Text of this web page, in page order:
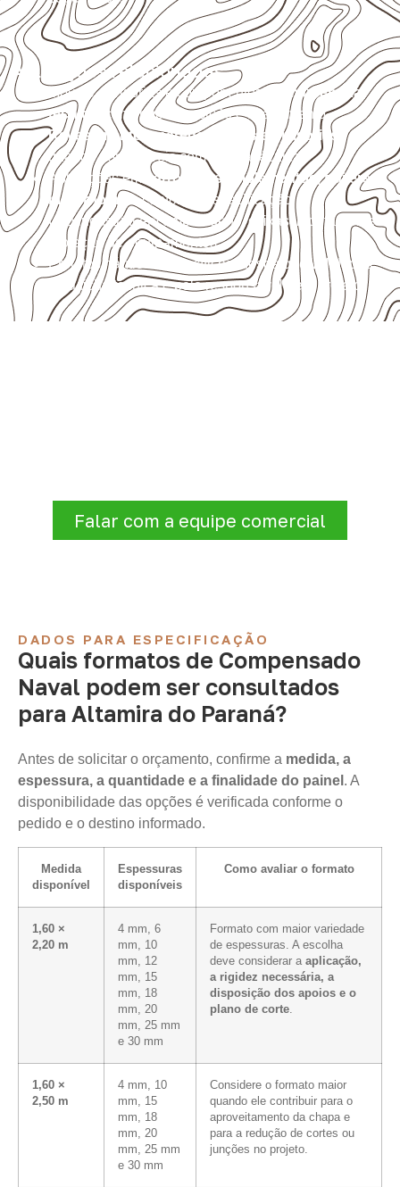
Aplicações relacionadas
Móveis, divisórias e componentes de
marcenaria
técnica
, conforme exposição e acabamento.
Revestimentos, paredes, pisos e divisórias
quando compatíveis com a ficha técnica.
Aplicações em
carrocerias, implementos, trailers e
motorhomes, conforme especificação.
Uso industrial em embalagens, caixas, montagem e
proteção de equipamentos.
Projetos náuticos específicos, desde que validados
pela ficha técnica e pelo responsável pelo projeto.
Falar com a equipe comercial
DADOS PARA ESPECIFICAÇÃO
Quais formatos de Compensado
Naval podem ser consultados
para Altamira do Paraná?
Antes de solicitar o orçamento, confirme a medida, a
espessura, a quantidade e a finalidade do painel . A
disponibilidade das opções é verificada conforme o
pedido e o destino informado.
Medida
disponível
Espessuras
disponíveis
Como avaliar o formato
1,60 ×
2,20 m
4 mm, 6
mm, 10
mm, 12
mm, 15
mm, 18
mm, 20
mm, 25 mm
e 30 mm
Formato com maior variedade
de espessuras. A escolha
deve considerar a aplicação,
a rigidez necessária, a
disposição dos apoios e o
plano de corte.
1,60 ×
2,50 m
4 mm, 10
mm, 15
mm, 18
mm, 20
mm, 25 mm
e 30 mm
Considere o formato maior
quando ele contribuir para o
aproveitamento da chapa e
para a redução de cortes ou
junções no projeto.